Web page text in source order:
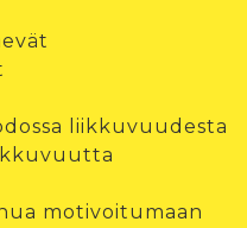
liikkuvuudesta
motivoitumaan